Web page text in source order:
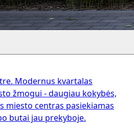
Modernus kvartalas
žmogui - daugiau kokybės,
miesto centras pasiekiamas
butai jau prekyboje.